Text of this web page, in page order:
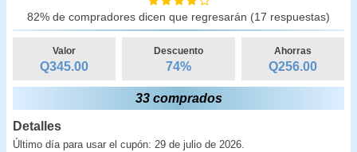
82% de compradores dicen que regresarán (17 respuestas)
Valor
Q345.00
Descuento
74%
Ahorras
Q256.00
33 comprados
Detalles
Último día para usar el cupón: 29 de julio de 2026.